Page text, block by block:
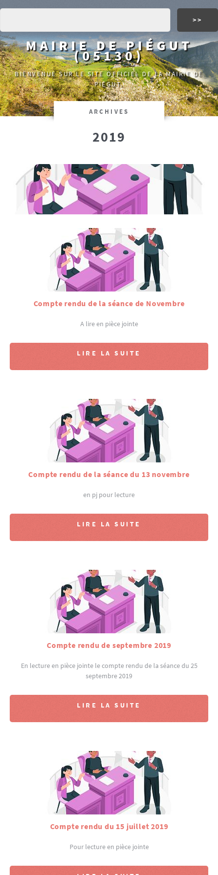
MAIRIE DE PIÉGUT
(05130)
BIENVENUE SUR LE SITE OFFICIEL DE LA MAIRIE DE
PIÉGUT.
ARCHIVES
2019
Compte rendu de la séance de Novembre
A lire en pièce jointe
LIRE LA SUITE
Compte rendu de la séance du 13 novembre
en pj pour lecture
LIRE LA SUITE
Compte rendu de septembre 2019
En lecture en pièce jointe le compte rendu de la séance du 25
septembre 2019
LIRE LA SUITE
Compte rendu du 15 juillet 2019
Pour lecture en pièce jointe